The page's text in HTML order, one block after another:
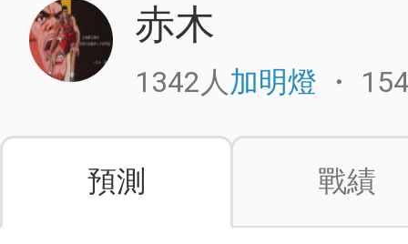
赤木
1342人加明燈 ・
預測 戰績